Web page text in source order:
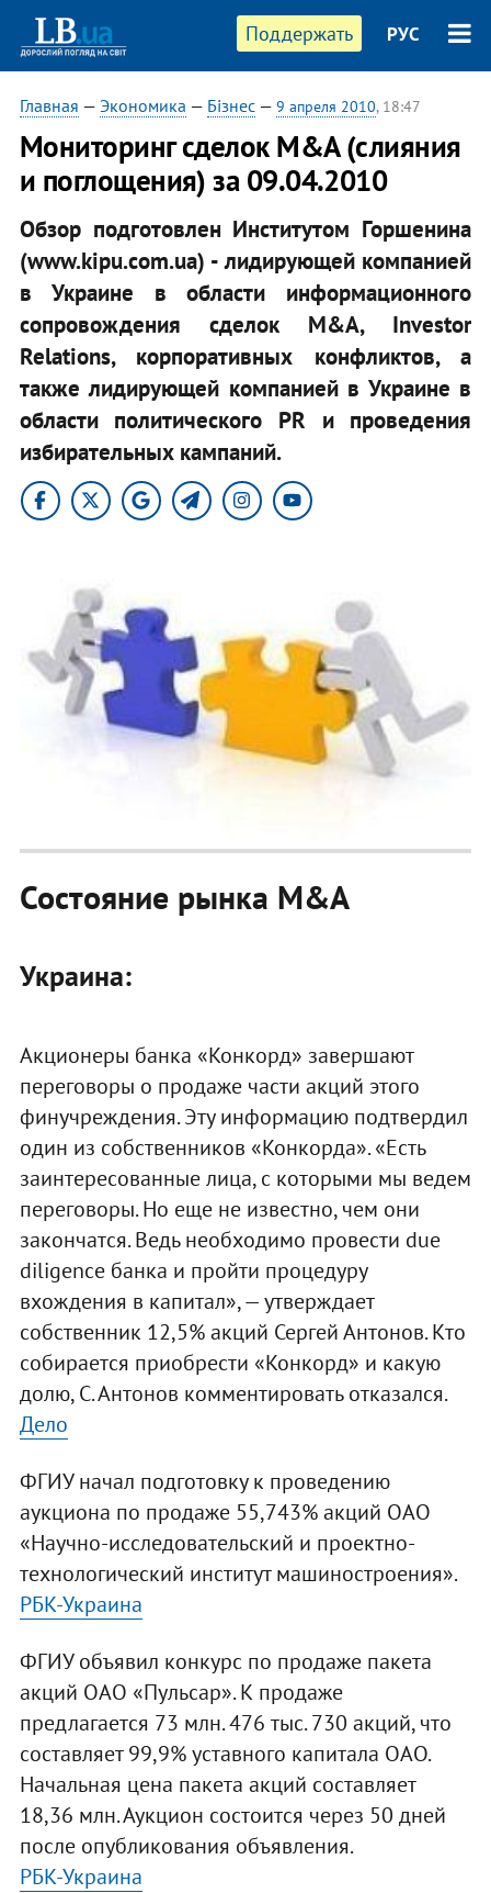
Поддержать РУС
Главная — Экономика — Бізнес— 9 апреля 2010, 18:47
Мониторинг сделок M&A (слияния
и поглощения) за 09.04.2010
Обзор подготовлен Институтом Горшенина
(www.kipu.com.ua) - лидирующей компанией
в Украине в области информационного
сопровождения сделок M&A, Investor
Relations, корпоративных конфликтов, а
также лидирующей компанией в Украине в
области политического PR и проведения
избирательных кампаний.
Состояние рынка M&A
Украина:
Акционеры банка «Конкорд» завершают
переговоры о продаже части акций этого
финучреждения. Эту информацию подтвердил
один из собственников «Конкорда». «Есть
заинтересованные лица, с которыми мы ведем
переговоры. Но еще не известно, чем они
закончатся. Ведь необходимо провести due
diligence банка и пройти процедуру
вхождения в капитал», — утверждает
собственник 12,5% акций Сергей Антонов. Кто
собирается приобрести «Конкорд» и какую
долю, С. Антонов комментировать отказался.
Дело
ФГИУ начал подготовку к проведению
аукциона по продаже 55,743% акций ОАО
«Научно-исследовательский и проектно-
технологический институт машиностроения».
РБК-Украина
ФГИУ объявил конкурс по продаже пакета
акций ОАО «Пульсар». К продаже
предлагается 73 млн. 476 тыс. 730 акций, что
составляет 99,9% уставного капитала ОАО.
Начальная цена пакета акций составляет
18,36 млн. Аукцион состоится через 50 дней
после опубликования объявления.
РБК-Украина